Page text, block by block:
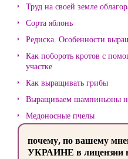
Труд на своей земле
Сорта яблонь
Редиска. Особенности
Как побороть кротов с
участке
Как выращивать грибы
Выращиваем шампиньоны
Медоносные пчелы
почему, по вашему
УКРАИНЕ в лицензии